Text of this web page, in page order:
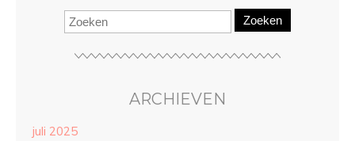
Zoeken
ARCHIEVEN
juli 2025